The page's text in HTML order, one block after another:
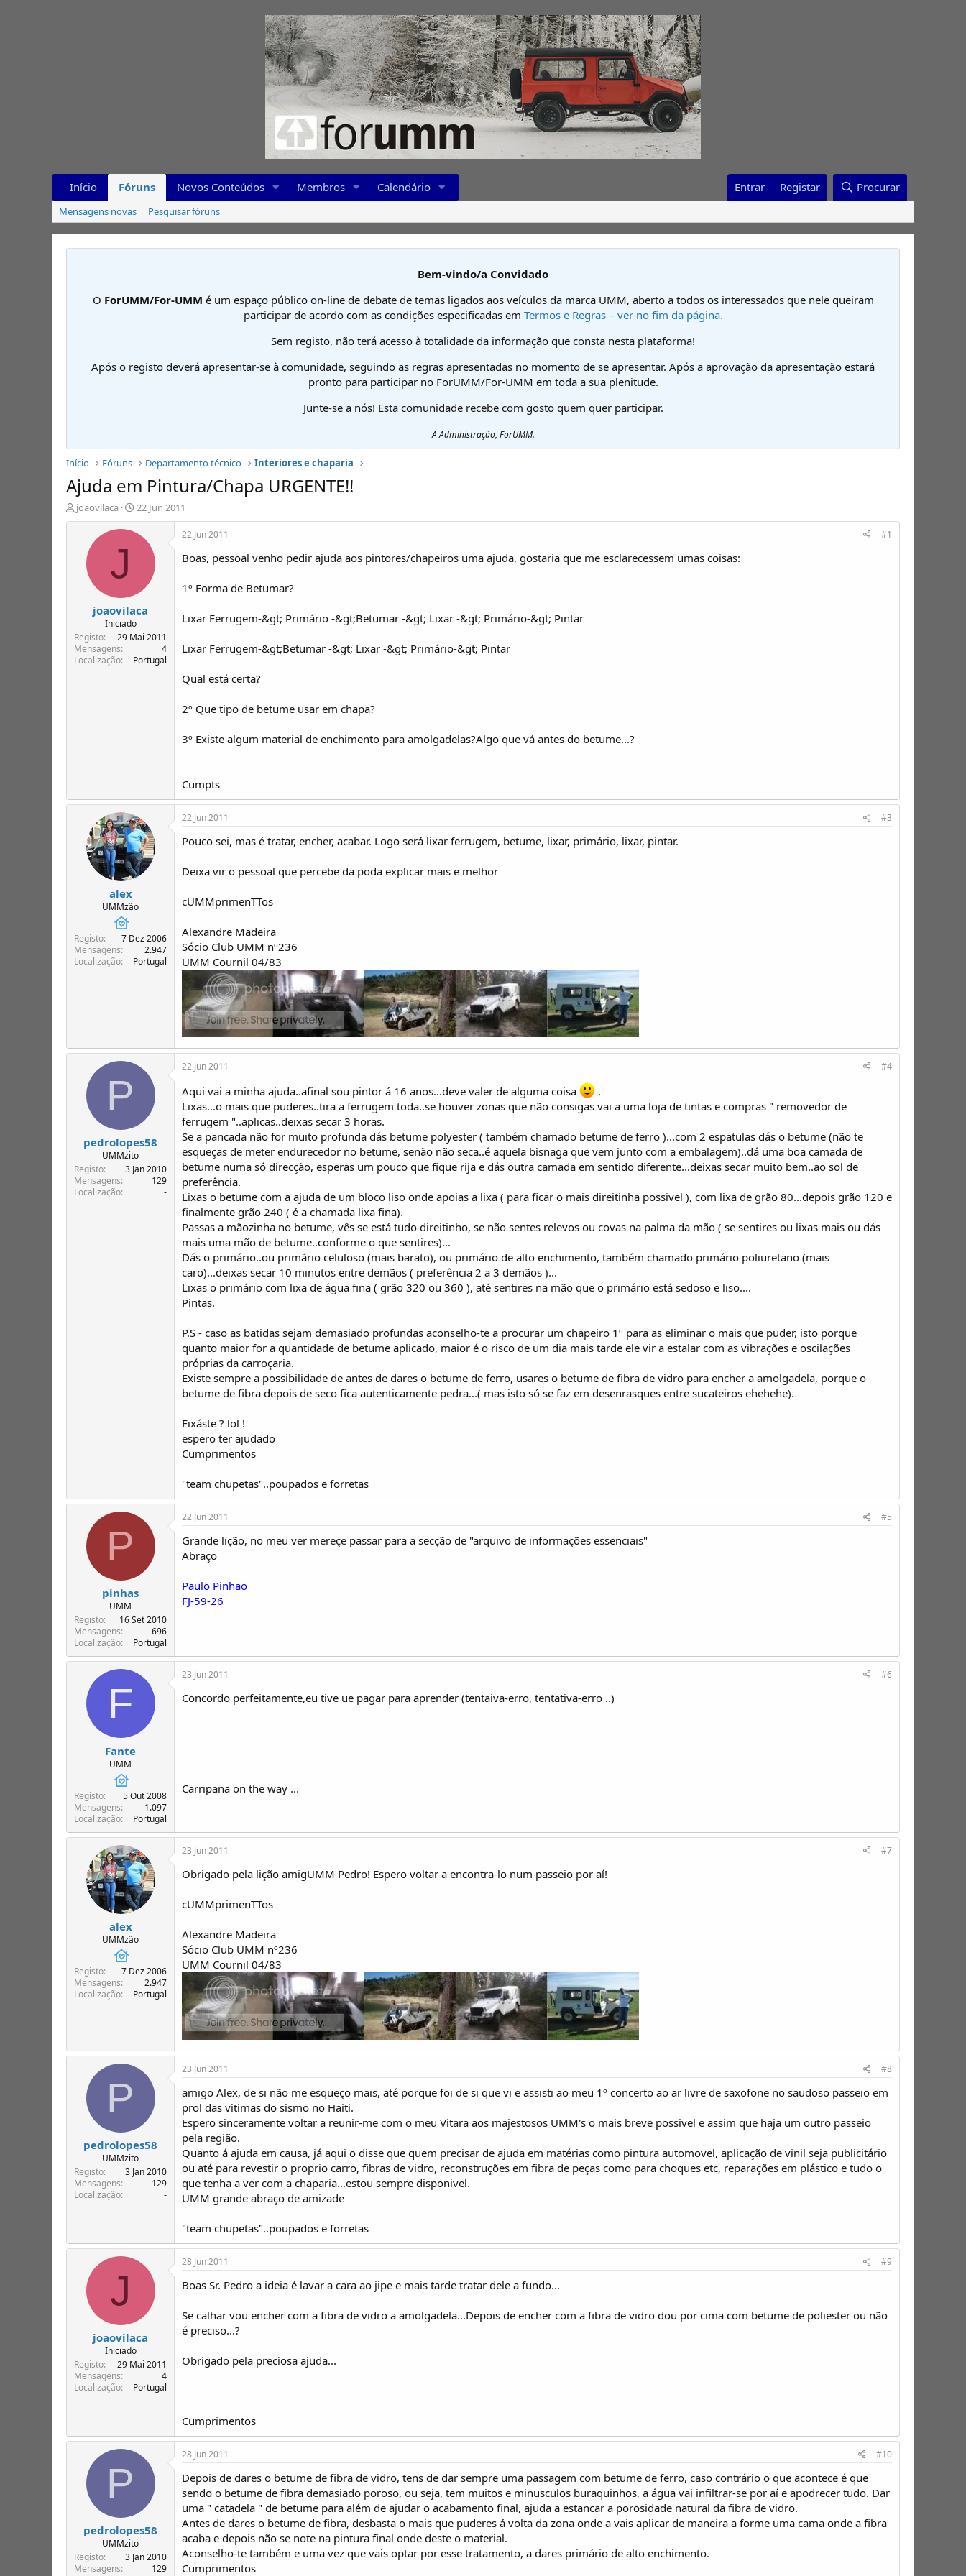
Início Fóruns Novos Conteúdos Membros Calendário Entrar Registar Procurar
Mensagens novas Pesquisar fóruns
Bem-vindo/a Convidado
O ForUMM/For-UMM é um espaço público on-line de debate de temas ligados aos veículos da marca UMM, aberto a todos os interessados que nele queiram
participar de acordo com as condições especificadas em Termos e Regras – ver no fim da página.
Sem registo, não terá acesso à totalidade da informação que consta nesta plataforma!
Após o registo deverá apresentar-se à comunidade, seguindo as regras apresentadas no momento de se apresentar. Após a aprovação da apresentação estará
pronto para participar no ForUMM/For-UMM em toda a sua plenitude.
Junte-se a nós! Esta comunidade recebe com gosto quem quer participar.
A Administração, ForUMM.
Início Fóruns Departamento técnico Interiores e chaparia
Ajuda em Pintura/Chapa URGENTE!!
I
n
e
T
ó
joaovilaca
D
a
t
n
í
c
i
22 Jun 2011
J
joaovilaca
Iniciado
Registo
29 Mai 2011
Mensagens
4
Localização
Portugal
22 Jun 2011 #1
Boas, pessoal venho pedir ajuda aos pintores/chapeiros uma ajuda, gostaria que me esclarecessem umas coisas:
1º Forma de Betumar?
Lixar Ferrugem-&gt; Primário -&gt;Betumar -&gt; Lixar -&gt; Primário-&gt; Pintar
Lixar Ferrugem-&gt;Betumar -&gt; Lixar -&gt; Primário-&gt; Pintar
Qual está certa?
2º Que tipo de betume usar em chapa?
3º Existe algum material de enchimento para amolgadelas?Algo que vá antes do betume...?
Cumpts
alex
UMMzão
Registo
7 Dez 2006
Mensagens
2.947
Localização
Portugal
22 Jun 2011 #3
Pouco sei, mas é tratar, encher, acabar. Logo será lixar ferrugem, betume, lixar, primário, lixar, pintar.
Deixa vir o pessoal que percebe da poda explicar mais e melhor
cUMMprimenTTos
Alexandre Madeira
Sócio Club UMM nº236
UMM Cournil 04/83
P
pedrolopes58
UMMzito
Registo
3 Jan 2010
Mensagens
129
Localização
-
22 Jun 2011 #4
Aqui vai a minha ajuda..afinal sou pintor á 16 anos...deve valer de alguma coisa
.
Lixas...o mais que puderes..tira a ferrugem toda..se houver zonas que não consigas vai a uma loja de tintas e compras " removedor de
ferrugem "..aplicas..deixas secar 3 horas.
Se a pancada não for muito profunda dás betume polyester ( também chamado betume de ferro )...com 2 espatulas dás o betume (não te
esqueças de meter endurecedor no betume, senão não seca..é aquela bisnaga que vem junto com a embalagem)..dá uma boa camada de
betume numa só direcção, esperas um pouco que fique rija e dás outra camada em sentido diferente...deixas secar muito bem..ao sol de
preferência.
Lixas o betume com a ajuda de um bloco liso onde apoias a lixa ( para ficar o mais direitinha possivel ), com lixa de grão 80...depois grão 120 e
finalmente grão 240 ( é a chamada lixa fina).
Passas a mãozinha no betume, vês se está tudo direitinho, se não sentes relevos ou covas na palma da mão ( se sentires ou lixas mais ou dás
mais uma mão de betume..conforme o que sentires)...
Dás o primário..ou primário celuloso (mais barato), ou primário de alto enchimento, também chamado primário poliuretano (mais
caro)...deixas secar 10 minutos entre demãos ( preferência 2 a 3 demãos )...
Lixas o primário com lixa de água fina ( grão 320 ou 360 ), até sentires na mão que o primário está sedoso e liso....
Pintas.
P.S - caso as batidas sejam demasiado profundas aconselho-te a procurar um chapeiro 1º para as eliminar o mais que puder, isto porque
quanto maior for a quantidade de betume aplicado, maior é o risco de um dia mais tarde ele vir a estalar com as vibrações e oscilações
próprias da carroçaria.
Existe sempre a possibilidade de antes de dares o betume de ferro, usares o betume de fibra de vidro para encher a amolgadela, porque o
betume de fibra depois de seco fica autenticamente pedra...( mas isto só se faz em desenrasques entre sucateiros ehehehe).
Fixáste ? lol !
espero ter ajudado
Cumprimentos
"team chupetas"..poupados e forretas
P
pinhas
UMM
Registo
16 Set 2010
Mensagens
696
Localização
Portugal
22 Jun 2011 #5
Grande lição, no meu ver mereçe passar para a secção de "arquivo de informações essenciais"
Abraço
Paulo Pinhao
FJ-59-26
F
Fante
UMM
Registo
5 Out 2008
Mensagens
1.097
Localização
Portugal
23 Jun 2011 #6
Concordo perfeitamente,eu tive ue pagar para aprender (tentaiva-erro, tentativa-erro ..)
Carripana on the way ...
alex
UMMzão
Registo
7 Dez 2006
Mensagens
2.947
Localização
Portugal
23 Jun 2011 #7
Obrigado pela lição amigUMM Pedro! Espero voltar a encontra-lo num passeio por aí!
cUMMprimenTTos
Alexandre Madeira
Sócio Club UMM nº236
UMM Cournil 04/83
P
pedrolopes58
UMMzito
Registo
3 Jan 2010
Mensagens
129
Localização
-
23 Jun 2011 #8
amigo Alex, de si não me esqueço mais, até porque foi de si que vi e assisti ao meu 1º concerto ao ar livre de saxofone no saudoso passeio em
prol das vitimas do sismo no Haiti.
Espero sinceramente voltar a reunir-me com o meu Vitara aos majestosos UMM's o mais breve possivel e assim que haja um outro passeio
pela região.
Quanto á ajuda em causa, já aqui o disse que quem precisar de ajuda em matérias como pintura automovel, aplicação de vinil seja publicitário
ou até para revestir o proprio carro, fibras de vidro, reconstruções em fibra de peças como para choques etc, reparações em plástico e tudo o
que tenha a ver com a chaparia...estou sempre disponivel.
UMM grande abraço de amizade
"team chupetas"..poupados e forretas
J
joaovilaca
Iniciado
Registo
29 Mai 2011
Mensagens
4
Localização
Portugal
28 Jun 2011 #9
Boas Sr. Pedro a ideia é lavar a cara ao jipe e mais tarde tratar dele a fundo...
Se calhar vou encher com a fibra de vidro a amolgadela...Depois de encher com a fibra de vidro dou por cima com betume de poliester ou não
é preciso...?
Obrigado pela preciosa ajuda...
Cumprimentos
P
pedrolopes58
UMMzito
Registo
3 Jan 2010
Mensagens
129
28 Jun 2011 #10
Depois de dares o betume de fibra de vidro, tens de dar sempre uma passagem com betume de ferro, caso contrário o que acontece é que
sendo o betume de fibra demasiado poroso, ou seja, tem muitos e minusculos buraquinhos, a água vai infiltrar-se por aí e apodrecer tudo. Dar
uma " catadela " de betume para além de ajudar o acabamento final, ajuda a estancar a porosidade natural da fibra de vidro.
Antes de dares o betume de fibra, desbasta o mais que puderes á volta da zona onde a vais aplicar de maneira a forme uma cama onde a fibra
acaba e depois não se note na pintura final onde deste o material.
Aconselho-te também e uma vez que vais optar por esse tratamento, a dares primário de alto enchimento.
Cumprimentos